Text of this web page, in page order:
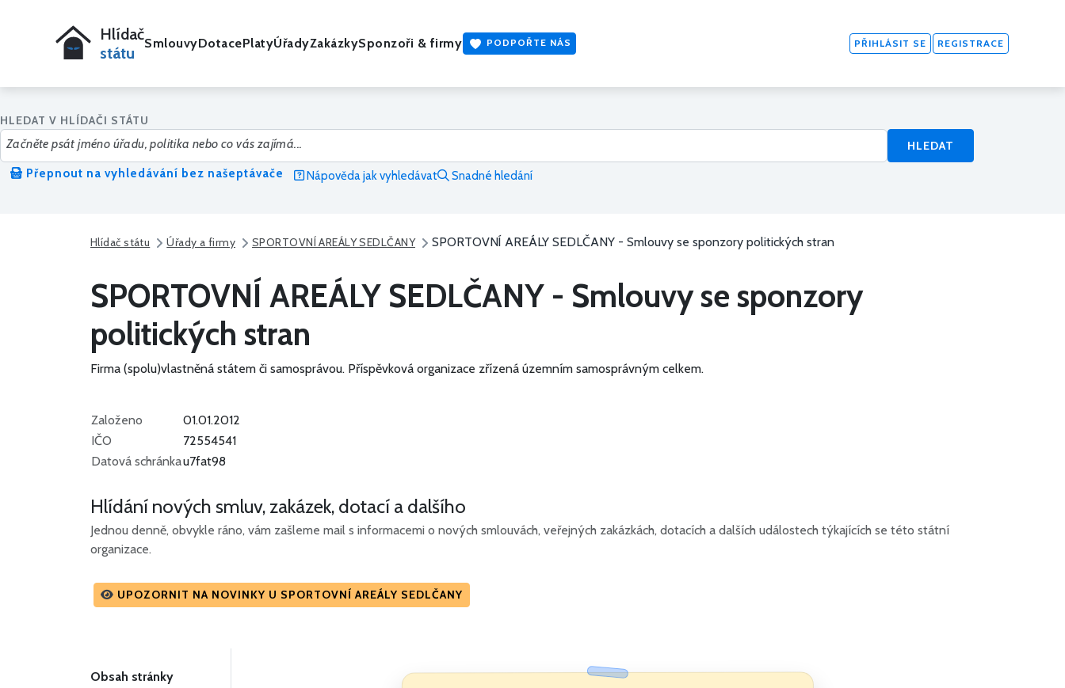
Hlídač
státu
SmlouvyDotacePlatyÚřadyZakázkySponzoři & firmy PODPOŘTE NÁS PŘIHLÁSIT SE REGISTRACE
HLEDAT V HLÍDAČI STÁTU
HLEDAT
Přepnout na vyhledávání bez našeptávače
Nápověda jak vyhledávat Snadné hledání
Hlídač státu Úřady a firmy SPORTOVNÍ AREÁLY SEDLČANY SPORTOVNÍ AREÁLY SEDLČANY - Smlouvy se sponzory politických stran
SPORTOVNÍ AREÁLY SEDLČANY - Smlouvy se sponzory
politických stran
Firma (spolu)vlastněná státem či samosprávou. Příspěvková organizace zřízená územním samosprávným celkem.
Založeno
01.01.2012
IČO
72554541
Datová schránkau7fat98
Hlídání nových smluv, zakázek, dotací a dalšího
Jednou denně, obvykle ráno, vám zašleme mail s informacemi o nových smlouvách, veřejných zakázkách, dotacích a dalších událostech týkajících se této státní
organizace.
UPOZORNIT NA NOVINKY U SPORTOVNÍ AREÁLY SEDLČANY
Obsah stránky